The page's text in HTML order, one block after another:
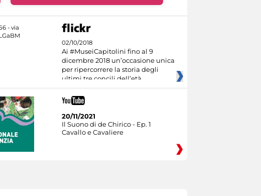
02/10/2018
Ai #MuseiCapitolini fino al 9
dicembre 2018 un’occasione unica
per ripercorrere la storia degli
ultimi tre concili dell’età
20/11/2021
Il Suono di de Chirico - Ep. 1
Cavallo e Cavaliere